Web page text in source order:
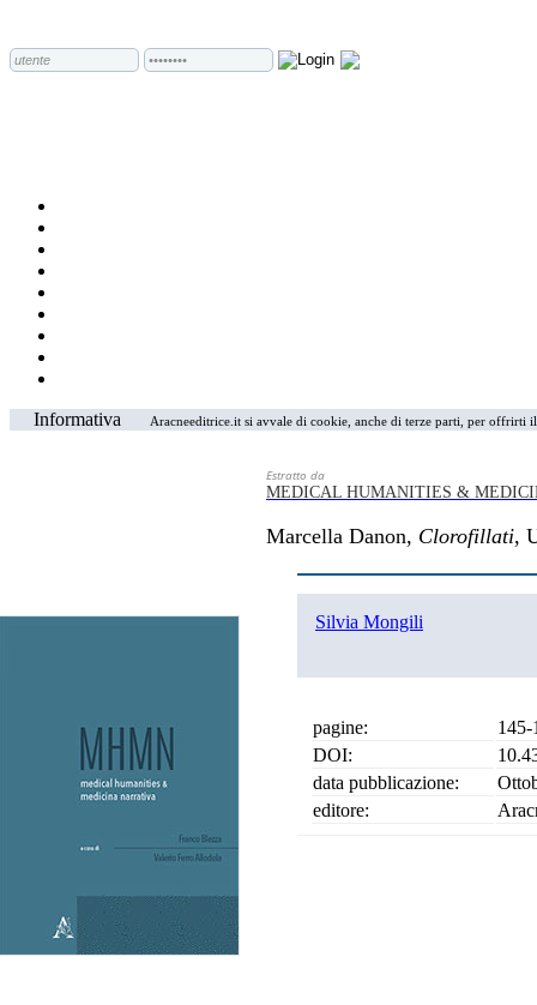
Informativa Aracneeditrice.it si avvale di cookie, anche di terze parti, per
Estratto da
MEDICAL HUMANITIES &
Marcella Danon, Clorofillati,
Silvia Mongili
pagine:
145-
DOI:
data pubblicazione:
editore: